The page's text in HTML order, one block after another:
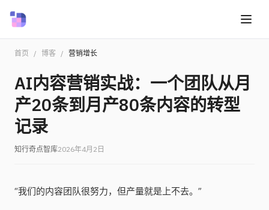
首页 / 博客 / 营销增长
AI内容营销实战：一个团队从月
产20条到月产80条内容的转型
记录
知行奇点智库2026年4月2日
“我们的内容团队很努力，但产量就是上不去。”